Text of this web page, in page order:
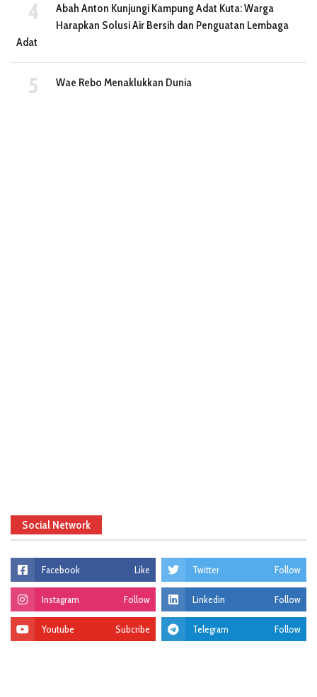
Abah Anton Kunjungi Kampung Adat Kuta: Warga
Harapkan Solusi Air Bersih dan Penguatan Lembaga
Adat
Wae Rebo Menaklukkan Dunia
Social Network
Facebook Like Twitter Follow
Instagram Follow Linkedin Follow
Youtube Subcribe Telegram Follow